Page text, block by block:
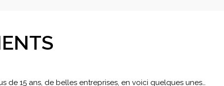
15 ans, de belles entreprises, en voici quelques unes…